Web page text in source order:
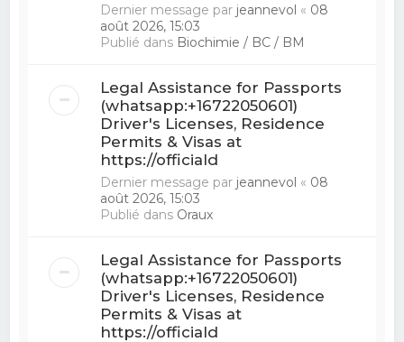
Dernier message par jeannevol « 08
août 2026, 15:03
Publié dans Biochimie / BC / BM
Legal Assistance for Passports
(whatsapp:+16722050601)
Driver's Licenses, Residence
Permits & Visas at
https://officiald
Dernier message par jeannevol « 08
août 2026, 15:03
Publié dans Oraux
Legal Assistance for Passports
(whatsapp:+16722050601)
Driver's Licenses, Residence
Permits & Visas at
https://officiald